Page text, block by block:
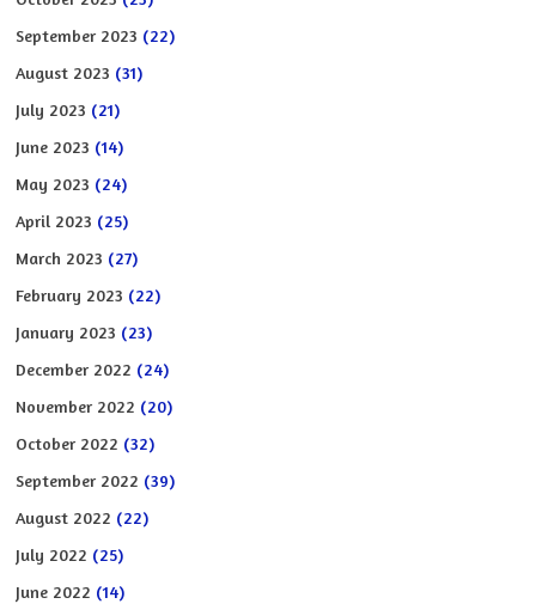
September 2023 (22)
August 2023 (31)
July 2023 (21)
June 2023 (14)
May 2023 (24)
April 2023 (25)
March 2023 (27)
February 2023 (22)
January 2023 (23)
December 2022 (24)
November 2022 (20)
October 2022 (32)
September 2022 (39)
August 2022 (22)
July 2022 (25)
June 2022 (14)